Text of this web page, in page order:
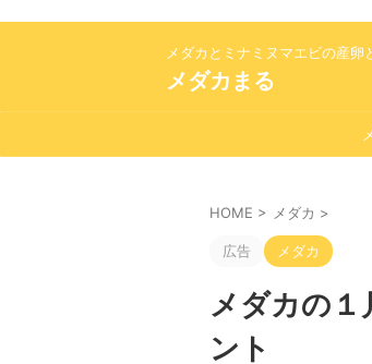
メダカとミナミヌマエビの産卵
メダカまる
HOME > メダカ >
広告 メダカ
メダカの
ント